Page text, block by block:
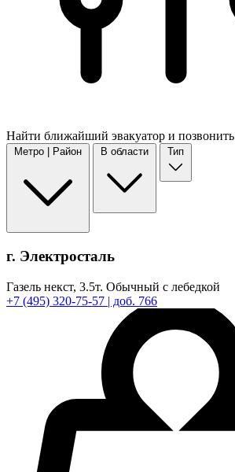
Найти ближайший эвакуатор и позвонить
Метро | Район В области Тип
г. Электросталь
Газель некст, 3.5т. Обычный с лебедкой
+7 (495) 320-75-57 | доб. 766